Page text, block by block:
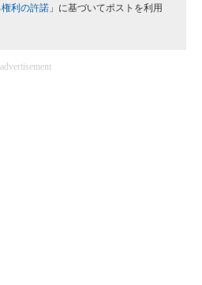
利の許諾 」に基づいてポストを利用
advertisement